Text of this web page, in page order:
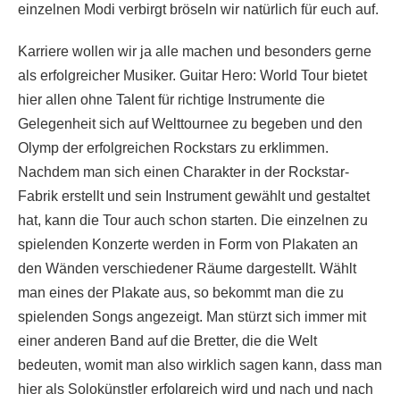
einzelnen Modi verbirgt bröseln wir natürlich für euch auf.
Karriere wollen wir ja alle machen und besonders gerne
als erfolgreicher Musiker. Guitar Hero: World Tour bietet
hier allen ohne Talent für richtige Instrumente die
Gelegenheit sich auf Welttournee zu begeben und den
Olymp der erfolgreichen Rockstars zu erklimmen.
Nachdem man sich einen Charakter in der Rockstar-
Fabrik erstellt und sein Instrument gewählt und gestaltet
hat, kann die Tour auch schon starten. Die einzelnen zu
spielenden Konzerte werden in Form von Plakaten an
den Wänden verschiedener Räume dargestellt. Wählt
man eines der Plakate aus, so bekommt man die zu
spielenden Songs angezeigt. Man stürzt sich immer mit
einer anderen Band auf die Bretter, die die Welt
bedeuten, womit man also wirklich sagen kann, dass man
hier als Solokünstler erfolgreich wird und nach und nach